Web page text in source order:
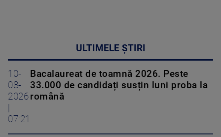
ULTIMELE ȘTIRI
10-
08-
2026
|
07:21
Bacalaureat de toamnă 2026. Peste
33.000 de candidați susțin luni proba la
română